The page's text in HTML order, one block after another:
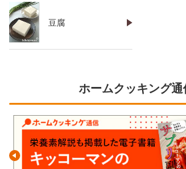
豆腐
ホームクッキング通